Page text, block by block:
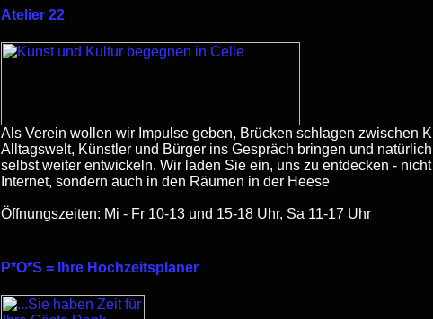
Atelier 22
Als Verein wollen wir Impulse geben, Brücken schlagen zwischen
Alltagswelt, Künstler und Bürger ins Gespräch bringen und
selbst weiter entwickeln. Wir laden Sie ein, uns zu entdecken -
Internet, sondern auch in den Räumen in der Heese
Öffnungszeiten: Mi - Fr 10-13 und 15-18 Uhr, Sa 11-17 Uhr
P*O*S = Ihre Hochzeitsplaner